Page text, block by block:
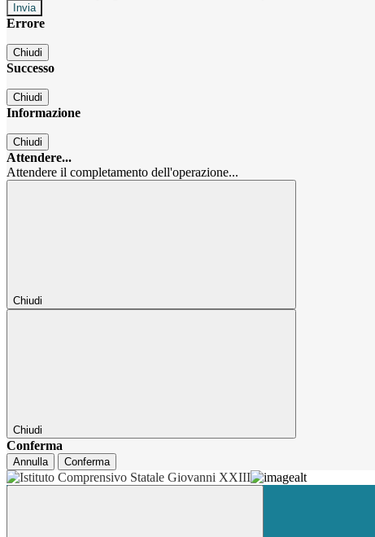
Errore
Chiudi
Successo
Chiudi
Informazione
Chiudi
Attendere...
Attendere il completamento dell'operazione...
Chiudi
Chiudi
Conferma
Annulla Conferma